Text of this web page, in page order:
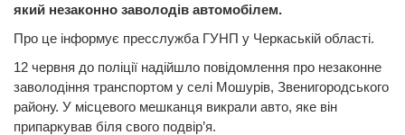
який незаконно заволодів автомобілем.
Про це інформує пресслужба ГУНП у Черкаській області.
12 червня до поліції надійшло повідомлення про незаконне
заволодіння транспортом у селі Мошурів, Звенигородського
району. У місцевого мешканця викрали авто, яке він
припаркував біля свого подвір’я.